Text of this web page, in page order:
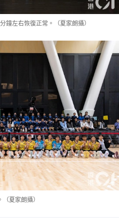
鐘左右恢復正常。（夏家朗攝）
夏家朗攝）